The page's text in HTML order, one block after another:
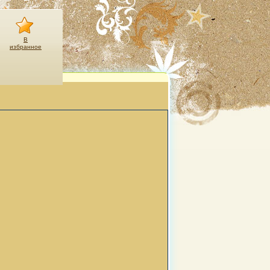
В
избранное